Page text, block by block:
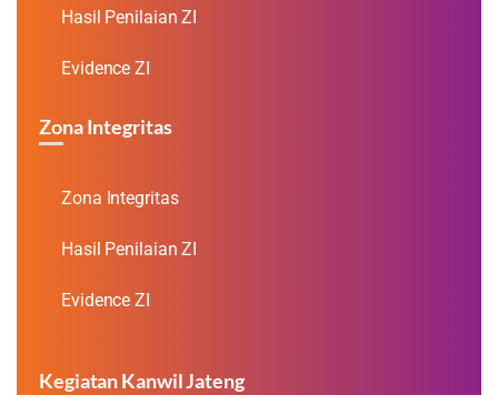
Hasil Penilaian ZI
Evidence ZI
Zona Integritas
Zona Integritas
Hasil Penilaian ZI
Evidence ZI
Kegiatan Kanwil Jateng